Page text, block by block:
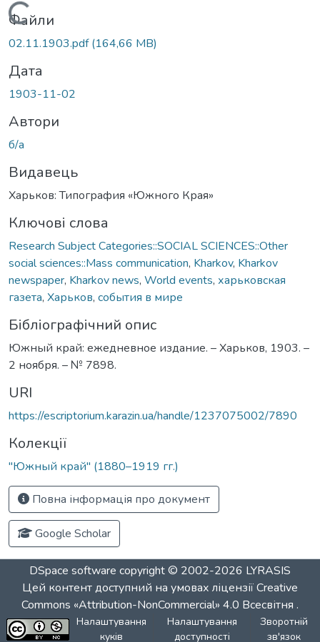
Вантажиться...
Файли
02.11.1903.pdf(164,66 MB)
Дата
1903-11-02
Автори
б/а
Видавець
Харьков: Типография «Южного Края»
Ключові слова
Research Subject Categories::SOCIAL SCIENCES::Other
social sciences::Mass communication, Kharkov, Kharkov
newspaper, Kharkov news, World events, харьковская
газета, Харьков, события в мире
Бібліографічний опис
Южный край: ежедневное издание. – Харьков, 1903. –
2 ноября. – № 7898.
URI
https://escriptorium.karazin.ua/handle/1237075002/7890
Колекції
"Южный край" (1880–1919 гг.)
Повна інформація про документ
Google Scholar
DSpace software copyright © 2002-2026 LYRASIS
Цей контент доступний на умовах ліцензіїCreative
Commons «Attribution-NonCommercial» 4.0 Всесвітня .
Налаштування
куків
Налаштування
доступності
Зворотній
зв'язок